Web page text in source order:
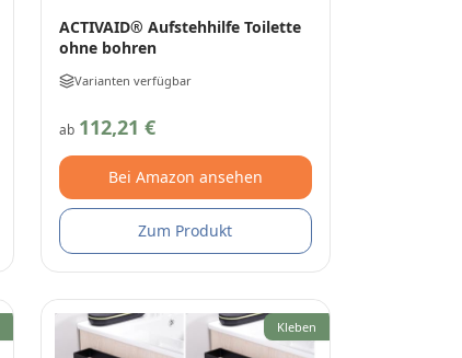
ACTIVAID® Aufstehhilfe Toilette
ohne bohren
Varianten verfügbar
ab 112,21 €
Bei Amazon ansehen
Zum Produkt
Kleben